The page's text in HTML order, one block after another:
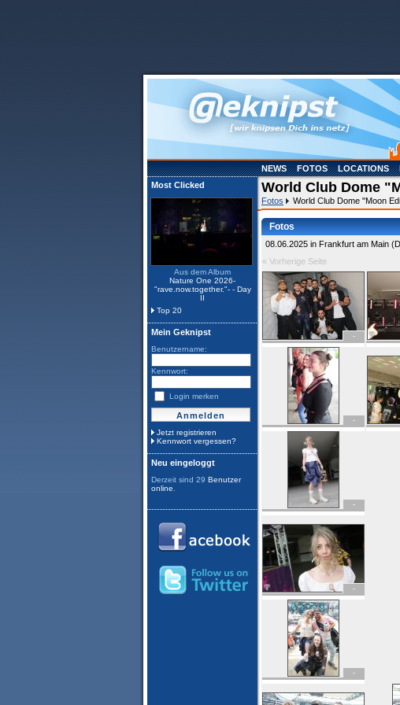
NEWS FOTOS LOCATIONS
Most Clicked
Aus dem Album
Nature One 2026-
"rave.now.together."- - Day
II
Top 20
Mein Geknipst
Benutzername:
Kennwort:
Login merken
Jetzt registrieren
Kennwort vergessen?
Neu eingeloggt
Derzeit sind 29 Benutzer
online
World Club Dome
Fotos World Club Dome "Moon
Fotos
08.06.2025 in Frankfurt am Main
« Vorherige Seite
-
-
-
-
-